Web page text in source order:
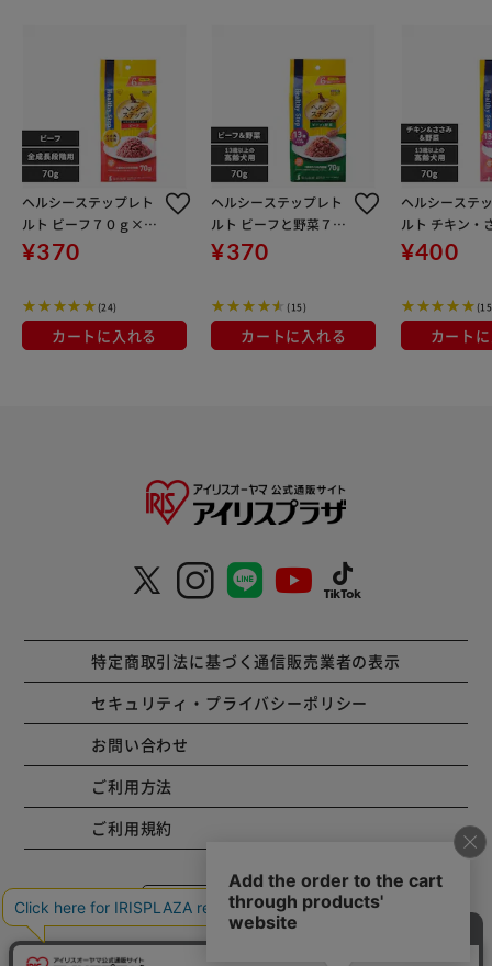
ヘルシーステップレト
ルト ビーフ７０ｇ×６
Ｐ 全成長段階用 HRB7
¥370
(24)
カートに入れる
ヘルシーステップレト
ルト ビーフと野菜７０
ｇ×６Ｐ １３歳以上用
¥370
(15)
カートに入れる
ヘルシーステ
ルト チキン・
野菜７０ｇ×
¥400
カート
特定商取引法に基づく通信販売業者の表示
セキュリティ・プライバシーポリシー
お問い合わせ
ご利用方法
ご利用規約
コーポレートサイト